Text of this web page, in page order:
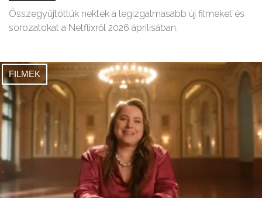
Összegyűjtöttük nektek a legizgalmasabb új filmeket és
sorozatokat a Netflixről 2026 áprilisában.
FILMEK